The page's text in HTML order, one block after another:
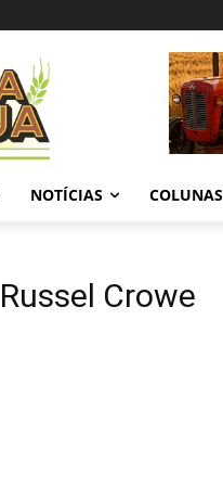
NOTÍCIAS COLUNAS
Russel Crowe